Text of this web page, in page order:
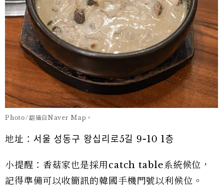
Photo/翻攝自Naver Map。
地址：서울 성동구 왕십리로5길 9-10 1층
小提醒：香菇家也是採用catch table系統候位，
記得準備可以收簡訊的韓國手機門號以利候位。